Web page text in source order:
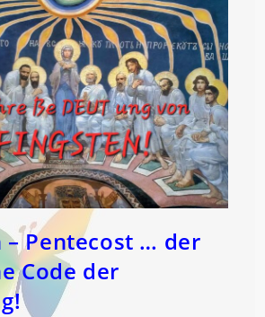
– Pentecost … der
Code der